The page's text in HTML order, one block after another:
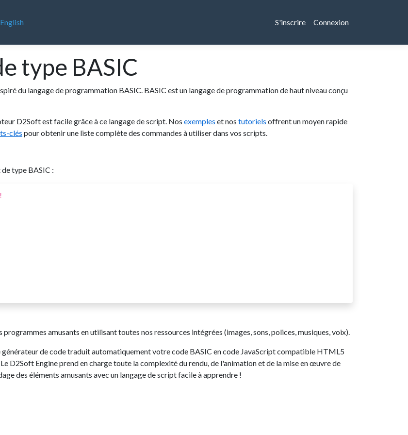
English S'inscrire Connexion
type BASIC
du langage de programmation BASIC. BASIC est un langage de programmation de haut niveau conçu
D2Soft est facile grâce à ce langage de script. Nos exemples et nos tutoriels offrent un moyen rapide
clés pour obtenir une liste complète des commandes à utiliser dans vos scripts.
type BASIC :
amusants en utilisant toutes nos ressources intégrées (images, sons, polices, musiques, voix).
de code traduit automatiquement votre code BASIC en code JavaScript compatible HTML5
D2Soft Engine prend en charge toute la complexité du rendu, de l'animation et de la mise en œuvre de
des éléments amusants avec un langage de script facile à apprendre !